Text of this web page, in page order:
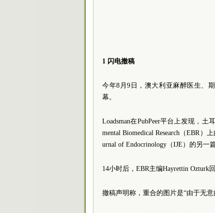
1 闪电撤稿
今年8月9日，澳大利亚麻醉医生、
幕。
Loadsman在PubPeer平台上发现，
mental Biomedical Research（EBR）
urnal of Endocrinology（IJE）的另一
14小时后，EBR主编Hayrettin Ozturk
撤稿声明称，重合的图片是“由于无